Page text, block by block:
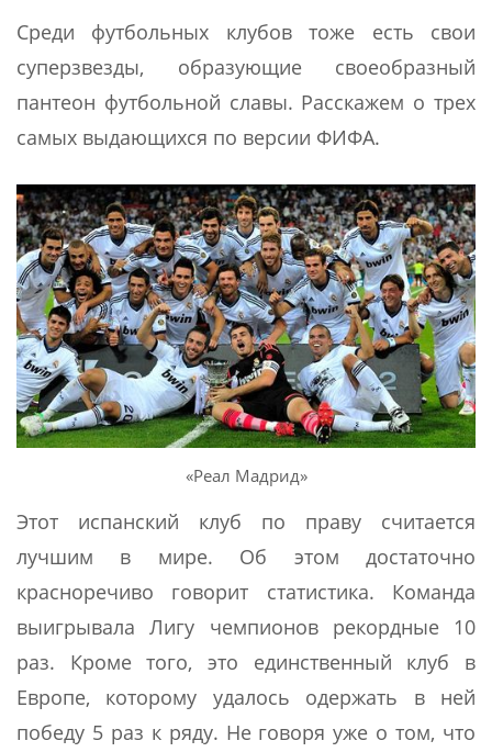
Среди футбольных клубов тоже есть свои
суперзвезды, образующие своеобразный
пантеон футбольной славы. Расскажем о трех
самых выдающихся по версии ФИФА.
«Реал Мадрид»
Этот испанский клуб по праву считается
лучшим в мире. Об этом достаточно
красноречиво говорит статистика. Команда
выигрывала Лигу чемпионов рекордные 10
раз. Кроме того, это единственный клуб в
Европе, которому удалось одержать в ней
победу 5 раз к ряду. Не говоря уже о том, что